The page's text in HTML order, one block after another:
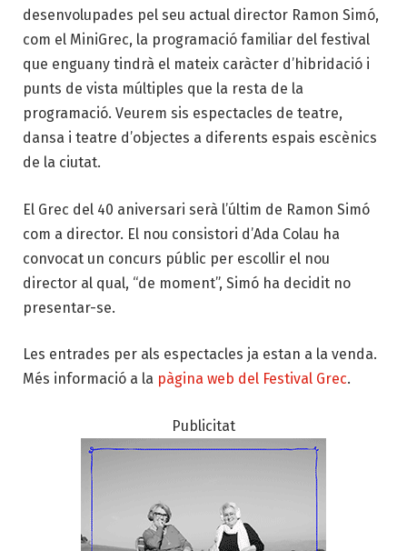
desenvolupades pel seu actual director Ramon Simó,
com el MiniGrec, la programació familiar del festival
que enguany tindrà el mateix caràcter d’hibridació i
punts de vista múltiples que la resta de la
programació. Veurem sis espectacles de teatre,
dansa i teatre d’objectes a diferents espais escènics
de la ciutat.
El Grec del 40 aniversari serà l’últim de Ramon Simó
com a director. El nou consistori d’Ada Colau ha
convocat un concurs públic per escollir el nou
director al qual, “de moment”, Simó ha decidit no
presentar-se.
Les entrades per als espectacles ja estan a la venda.
Més informació a la pàgina web del Festival Grec.
Publicitat